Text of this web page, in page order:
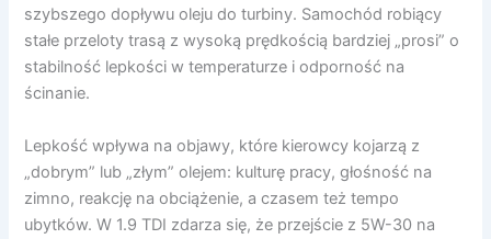
szybszego dopływu oleju do turbiny. Samochód robiący
stałe przeloty trasą z wysoką prędkością bardziej „prosi” o
stabilność lepkości w temperaturze i odporność na
ścinanie.
Lepkość wpływa na objawy, które kierowcy kojarzą z
„dobrym” lub „złym” olejem: kulturę pracy, głośność na
zimno, reakcję na obciążenie, a czasem też tempo
ubytków. W 1.9 TDI zdarza się, że przejście z 5W-30 na